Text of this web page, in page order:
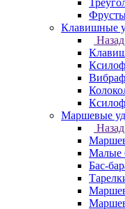
Клавишные
Назад
Маршевые
Назад
Малые
Бас-